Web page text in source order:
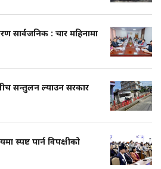
सार्वजनिक : चार महिनामा
सन्तुलन ल्याउन सरकार
स्पष्ट पार्न विपक्षीको